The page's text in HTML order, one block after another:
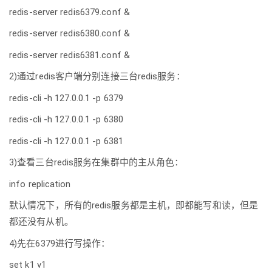
redis-server redis6379.conf &
redis-server redis6380.conf &
redis-server redis6381.conf &
2)通过redis客户端分别连接三台redis服务：
redis-cli -h 127.0.0.1 -p 6379
redis-cli -h 127.0.0.1 -p 6380
redis-cli -h 127.0.0.1 -p 6381
3)查看三台redis服务在集群中的主从角色：
info replication
默认情况下，所有的redis服务都是主机，即都能写和读，但是
都还没有从机。
4)先在6379进行写操作：
set k1 v1